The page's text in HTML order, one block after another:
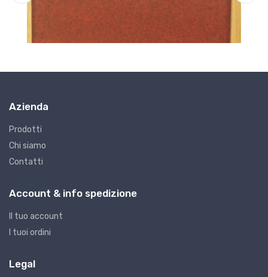
H3 - Blocchetti di riscontro, contafiletti, spessimetri
€854.68
Azienda
Prodotti
Chi siamo
Contatti
Account & info spedizione
Il tuo account
I tuoi ordini
Legal